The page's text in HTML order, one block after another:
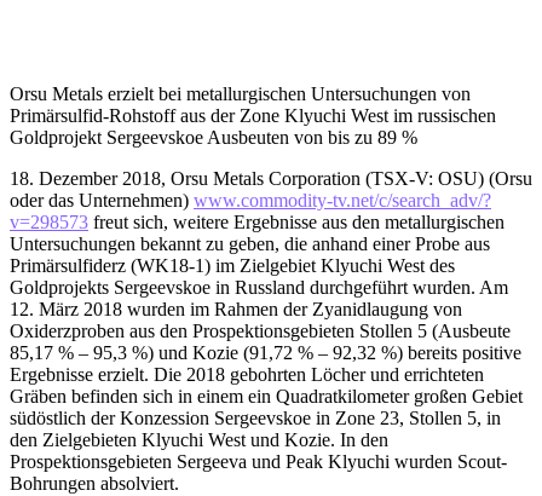
Orsu Metals erzielt bei metallurgischen Untersuchungen von
Primärsulfid-Rohstoff aus der Zone Klyuchi West im russischen
Goldprojekt Sergeevskoe Ausbeuten von bis zu 89 %
18. Dezember 2018, Orsu Metals Corporation (TSX-V: OSU) (Orsu
oder das Unternehmen) www.commodity-tv.net/c/search_adv/?
v=298573 freut sich, weitere Ergebnisse aus den metallurgischen
Untersuchungen bekannt zu geben, die anhand einer Probe aus
Primärsulfiderz (WK18-1) im Zielgebiet Klyuchi West des
Goldprojekts Sergeevskoe in Russland durchgeführt wurden. Am
12. März 2018 wurden im Rahmen der Zyanidlaugung von
Oxiderzproben aus den Prospektionsgebieten Stollen 5 (Ausbeute
85,17 % – 95,3 %) und Kozie (91,72 % – 92,32 %) bereits positive
Ergebnisse erzielt. Die 2018 gebohrten Löcher und errichteten
Gräben befinden sich in einem ein Quadratkilometer großen Gebiet
südöstlich der Konzession Sergeevskoe in Zone 23, Stollen 5, in
den Zielgebieten Klyuchi West und Kozie. In den
Prospektionsgebieten Sergeeva und Peak Klyuchi wurden Scout-
Bohrungen absolviert.